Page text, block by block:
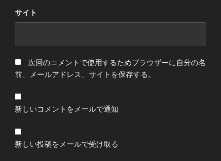
サイト
次回のコメントで使用するためブラウザーに自分の名
前、メールアドレス、サイトを保存する。
新しいコメントをメールで通知
新しい投稿をメールで受け取る